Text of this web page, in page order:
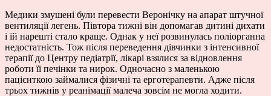
Медики змушені були перевести Веронічку на апарат штучної
вентиляції легень. Півтора тижні він допомагав дитині дихати
і їй нарешті стало краще. Однак у неї розвинулась поліорганна
недостатність. Тож після переведення дівчинки з інтенсивної
терапії до Центру педіатрії, лікарі взялися за відновлення
роботи її печінки та нирок. Одночасно з маленькою
пацієнткою займалися фізичні та ерготерапевти. Адже після
трьох тижнів у реанімації малеча зовсім не могла ходити.